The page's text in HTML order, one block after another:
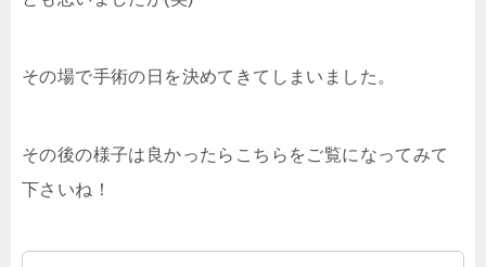
その場で手術の日を決めてきてしまいました。
その後の様子は良かったらこちらをご覧になってみて
下さいね！